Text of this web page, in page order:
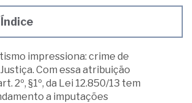
Índice
impressiona: crime de
Com essa atribuição
2º, §1º, da Lei 12.850/13 tem
a imputações